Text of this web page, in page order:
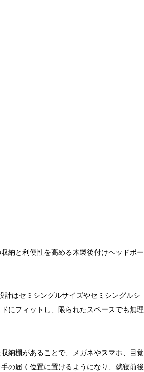
納と利便性を高める木製後付けヘッドボー
計はセミシングルサイズやセミシングルシ
にフィットし、限られたスペースでも無理
納棚があることで、メガネやスマホ、目覚
の届く位置に置けるようになり、就寝前後